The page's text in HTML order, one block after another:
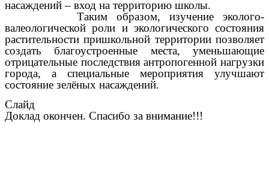
насаждений – вход на территорию школы.
Таким образом, изучение эколого-
валеологической роли и экологического состояния
растительности пришкольной территории позволяет
создать благоустроенные места, уменьшающие
отрицательные последствия антропогенной нагрузки
города, а специальные мероприятия улучшают
состояние зелёных насаждений.
Слайд
Доклад окончен. Спасибо за внимание!!!